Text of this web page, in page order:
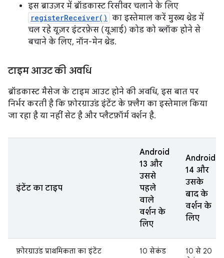
इस ब्राउज़र में ब्रॉडकास्ट रिसीवर चलाने के लिए
registerReceiver() का इस्तेमाल करें मुख्य थ्रेड में
चल रहे यूज़र इंटरफ़ेस (यूआई) कोड को ब्लॉक होने से
बचाने के लिए, नॉन-मेन थ्रेड.
टाइम आउट की अवधि
ब्रॉडकास्ट मैसेज के टाइम आउट होने की अवधि, इस बात पर
निर्भर करती है कि फ़ोरग्राउंड इंटेंट के फ़्लैग का इस्तेमाल किया
जा रहा है या नहीं सेट है और प्लैटफ़ॉर्म वर्शन है.
इंटेंट का टाइप
Android
13 और
उससे
पहले
वाले
वर्शन के
लिए
Android
14 और
उसके
बाद के
वर्शन के
लिए
फ़ोरग्राउंड प्राथमिकता का इंटेंट 10 सेकंड
10 से 20